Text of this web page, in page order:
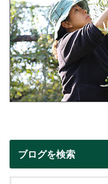
ブログを検索